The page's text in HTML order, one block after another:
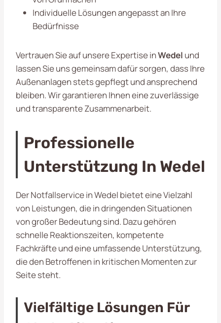
Individuelle Lösungen angepasst an Ihre
Bedürfnisse
Vertrauen Sie auf unsere Expertise inWedel und
lassen Sie uns gemeinsam dafür sorgen, dass Ihre
Außenanlagen stets gepflegt und ansprechend
bleiben. Wir garantieren Ihnen eine zuverlässige
und transparente Zusammenarbeit.
Professionelle
Unterstützung In Wedel
Der Notfallservice in Wedel bietet eine Vielzahl
von Leistungen, die in dringenden Situationen
von großer Bedeutung sind. Dazu gehören
schnelle Reaktionszeiten, kompetente
Fachkräfte und eine umfassende Unterstützung,
die den Betroffenen in kritischen Momenten zur
Seite steht.
Vielfältige Lösungen Für